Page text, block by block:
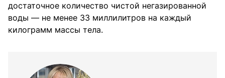
достаточное количество чистой негазированной
воды — не менее 33 миллилитров на каждый
килограмм массы тела.